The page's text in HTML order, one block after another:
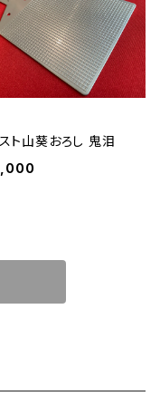
ト山葵おろし 鬼泪